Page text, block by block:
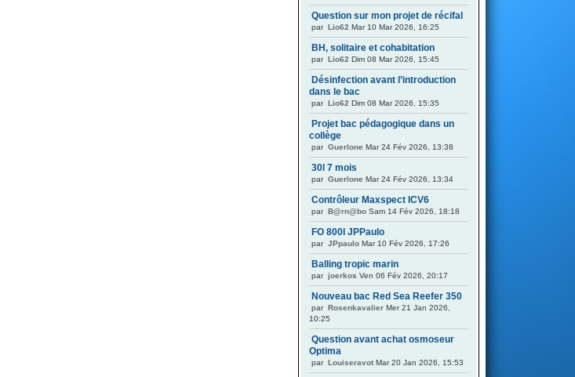
Question sur mon projet de récifal
par Lio62 Mar 10 Mar 2026, 16:25
BH, solitaire et cohabitation
par Lio62 Dim 08 Mar 2026, 15:45
Désinfection avant l’introduction
dans le bac
par Lio62 Dim 08 Mar 2026, 15:35
Projet bac pédagogique dans un
collège
par Guerlone Mar 24 Fév 2026, 13:38
30l 7 mois
par Guerlone Mar 24 Fév 2026, 13:34
Contrôleur Maxspect ICV6
par B@rn@bo Sam 14 Fév 2026, 18:18
FO 800l JPPaulo
par JPpaulo Mar 10 Fév 2026, 17:26
Balling tropic marin
par joerkos Ven 06 Fév 2026, 20:17
Nouveau bac Red Sea Reefer 350
par Rosenkavalier Mer 21 Jan 2026,
10:25
Question avant achat osmoseur
Optima
par Louiseravot Mar 20 Jan 2026, 15:53